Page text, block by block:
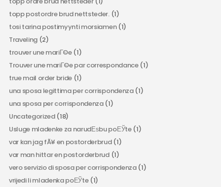
topp postordre brud nettsteder.(1)
tosi tarina postimyynti morsiamen(1)
Traveling(2)
trouver une mariГ©e(1)
Trouver une mariГ©e par correspondance(1)
true mail order bride (1)
una sposa legittima per corrispondenza(1)
una sposa per corrispondenza(1)
Uncategorized(18)
Usluge mladenke za narudЕѕbu poЕЎte(1)
var kan jag fÃ¥ en postorderbrud(1)
var man hittar en postorderbrud(1)
vero servizio di sposa per corrispondenza(1)
vrijedi li mladenka poЕЎte(1)